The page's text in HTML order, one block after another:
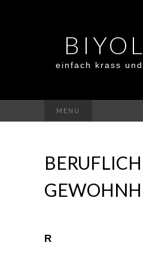
einfach krass
MENU
R